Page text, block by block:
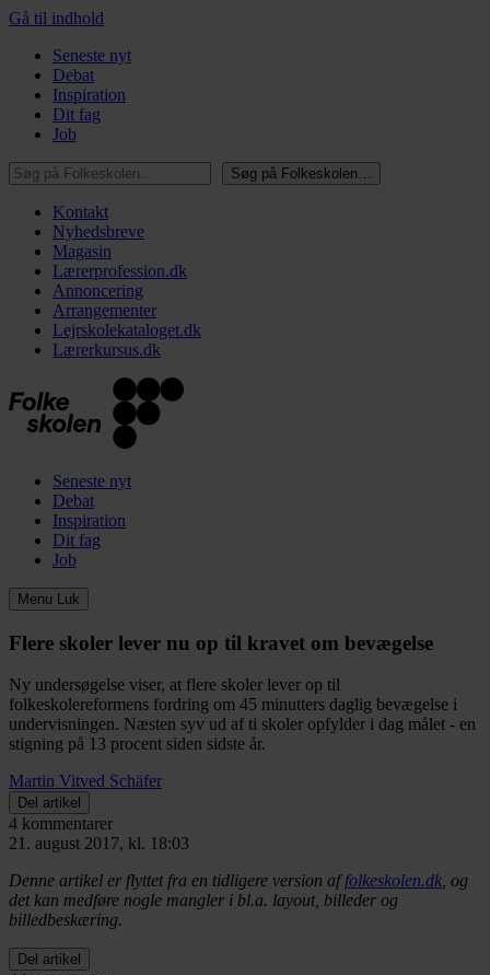
Gå til indhold
Seneste nyt
Debat
Inspiration
Dit fag
Job
Søg på Folkeskolen…
Søg på Folkeskolen…
Kontakt
Nyhedsbreve
Magasin
Lærerprofession.dk
Annoncering
Arrangementer
Lejrskolekataloget.dk
Lærerkursus.dk
Seneste nyt
Debat
Inspiration
Dit fag
Job
Menu Luk
Flere skoler lever nu op til kravet om bevægelse
Ny undersøgelse viser, at flere skoler lever op til
folkeskolereformens fordring om 45 minutters daglig bevægelse i
undervisningen. Næsten syv ud af ti skoler opfylder i dag målet - en
stigning på 13 procent siden sidste år.
Martin Vitved Schäfer
Del artikel
4 kommentarer
21. august 2017, kl. 18:03
Denne artikel er flyttet fra en tidligere version affolkeskolen.dk, og
det kan medføre nogle mangler i bl.a. layout, billeder og
billedbeskæring.
Del artikel